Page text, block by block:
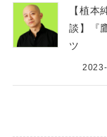
【植
談】『
ツ